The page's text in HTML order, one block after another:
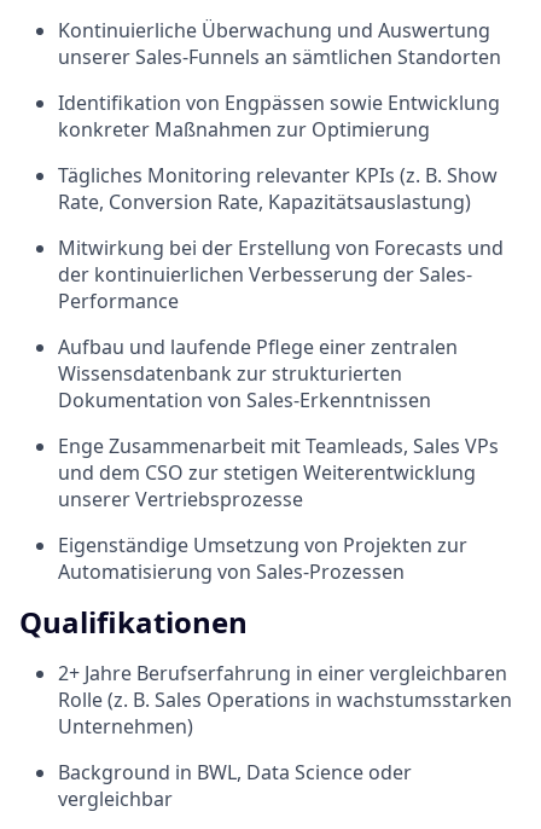
Kontinuierliche Überwachung und Auswertung
unserer Sales-Funnels an sämtlichen Standorten
Identifikation von Engpässen sowie Entwicklung
konkreter Maßnahmen zur Optimierung
Tägliches Monitoring relevanter KPIs (z. B. Show
Rate, Conversion Rate, Kapazitätsauslastung)
Mitwirkung bei der Erstellung von Forecasts und
der kontinuierlichen Verbesserung der Sales-
Performance
Aufbau und laufende Pflege einer zentralen
Wissensdatenbank zur strukturierten
Dokumentation von Sales-Erkenntnissen
Enge Zusammenarbeit mit Teamleads, Sales VPs
und dem CSO zur stetigen Weiterentwicklung
unserer Vertriebsprozesse
Eigenständige Umsetzung von Projekten zur
Automatisierung von Sales-Prozessen
Qualifikationen
2+ Jahre Berufserfahrung in einer vergleichbaren
Rolle (z. B. Sales Operations in wachstumsstarken
Unternehmen)
Background in BWL, Data Science oder
vergleichbar